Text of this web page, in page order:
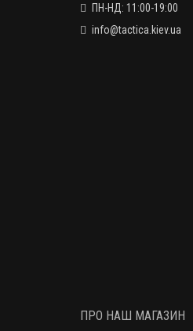
ПН-НД: 11:00-19:00
info@tactica.kiev.ua
ПРО НАШ МАГАЗИН